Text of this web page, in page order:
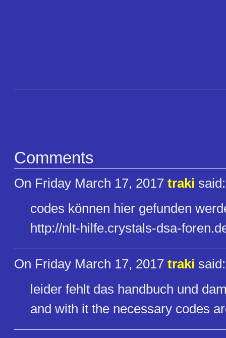
Comments
On Friday March 17, 2017 traki said:
codes können hier gefunden
http://nlt-hilfe.crystals-dsa-​
On Friday March 17, 2017 traki said:
leider fehlt das handbuch und
and with it the necessary codes